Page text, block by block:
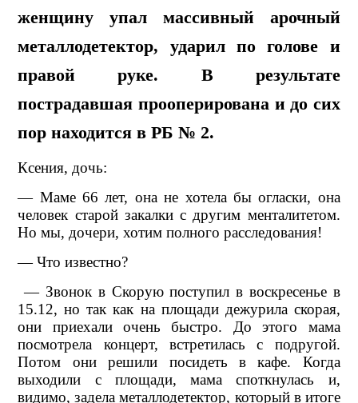
женщину упал массивный арочный
металлодетектор, ударил по голове и
правой руке. В результате
пострадавшая прооперирована и до сих
пор находится в РБ № 2.
Ксения, дочь:
— Маме 66 лет, она не хотела бы огласки, она
человек старой закалки с другим менталитетом.
Но мы, дочери, хотим полного расследования!
— Что известно?
— Звонок в Скорую поступил в воскресенье в
15.12, но так как на площади дежурила скорая,
они приехали очень быстро. До этого мама
посмотрела концерт, встретилась с подругой.
Потом они решили посидеть в кафе. Когда
выходили с площади, мама споткнулась и,
видимо, задела металлодетектор, который в итоге